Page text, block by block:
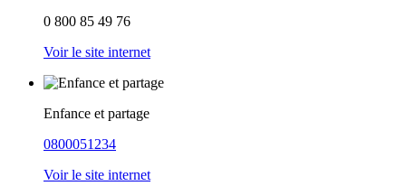
0 800 85 49 76
Voir le site internet
Enfance et partage
0800051234
Voir le site internet